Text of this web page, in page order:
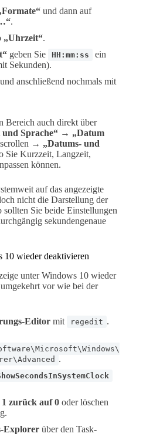
und dann auf
.
„Uhrzeit“.
geben Sie HH:mm:ss
ein
Sekunden).
und anschließend nochmals mit
Bereich auch direkt über
und Sprache“ → „Datum
→ „Datums- und
Sie Kurzzeit, Langzeit,
können.
auf das angezeigte
nicht die Darstellung der
sollten Sie beide Einstellungen
sekundengenaue
10 wieder deaktivieren
unter Windows 10 wieder
vor wie bei der
Editor mit regedit .
.
1 zurück auf 0 oder löschen
Explorer über den Task-